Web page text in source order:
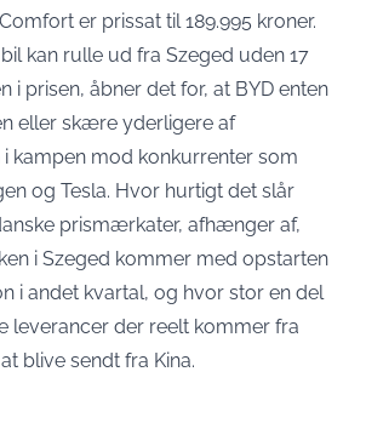
er prissat til 189.995 kroner.
kan rulle ud fra Szeged uden 17
i prisen, åbner det for, at BYD enten
eller skære yderligere af
kampen mod konkurrenter som
og Tesla. Hvor hurtigt det slår
prismærkater, afhænger af,
i Szeged kommer med opstarten
i andet kvartal, og hvor stor en del
leverancer der reelt kommer fra
blive sendt fra Kina.